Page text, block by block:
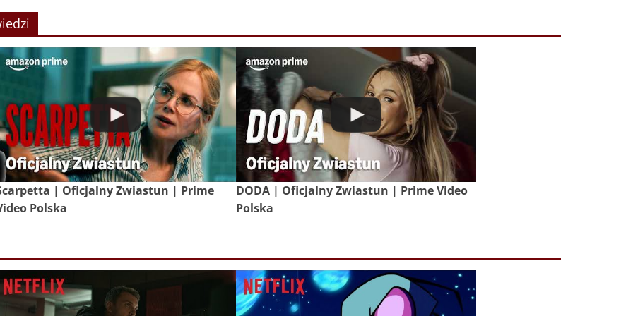
| Oficjalny Zwiastun | Prime
Polska
DODA | Oficjalny Zwiastun | Prime Video
Polska